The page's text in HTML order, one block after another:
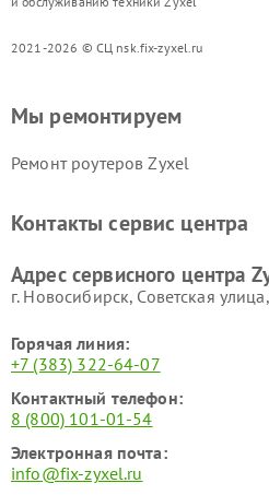
2021-2026 © СЦ nsk.fix-zyxel.ru
Мы ремонтируем
Ремонт роутеров Zyxel
Контакты сервис центра
Адрес сервисного центра
г. Новосибирск, Советская
Горячая линия:
+7 (383) 322-64-07
Контактный телефон:
8 (800) 101-01-54
Электронная почта:
info@fix-zyxel.ru